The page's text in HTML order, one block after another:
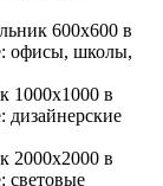
600x600 в
офисы, школы,
1000x1000 в
дизайнерские
2000x2000 в
световые